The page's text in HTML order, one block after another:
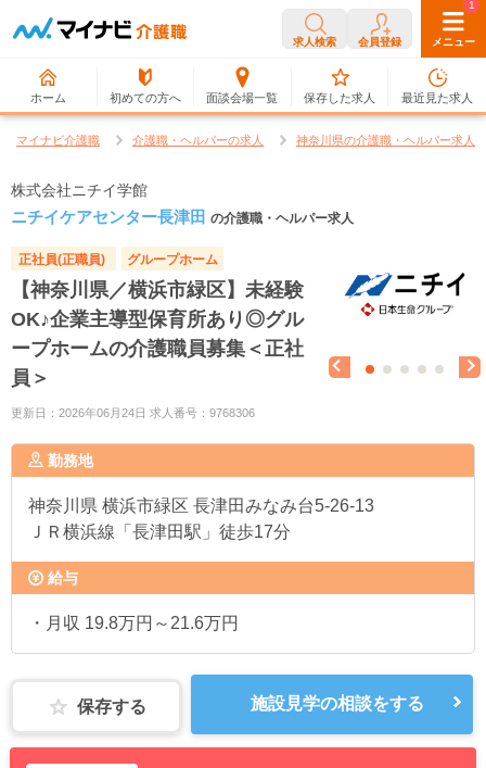
求人検索 会員登録 メニュー
ホーム 初めての方へ 面談会場一覧
0
保存した求人
1
最近見た求人
マイナビ介護職 介護職・ヘルパーの求人 神奈川県の介護職・ヘルパー求人
株式会社ニチイ学館
ニチイケアセンター長津田 の介護職・ヘルパー求人
正社員(正職員) グループホーム
【神奈川県／横浜市緑区】未経験
OK♪企業主導型保育所あり◎グル
ープホームの介護職員募集＜正社
員＞
更新日：2026年06月24日 求人番号：9768306
勤務地
神奈川県 横浜市緑区 長津田みなみ台5-26-13
ＪＲ横浜線「長津田駅」徒歩17分
給与
・月収 19.8万円～21.6万円
保存する 施設見学の相談をする